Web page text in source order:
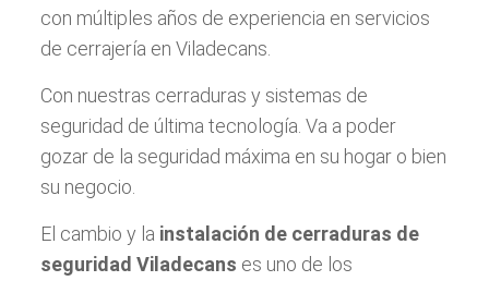
con múltiples años de experiencia en servicios
de cerrajería en Viladecans.
Con nuestras cerraduras y sistemas de
seguridad de última tecnología. Va a poder
gozar de la seguridad máxima en su hogar o bien
su negocio.
El cambio y la instalación de cerraduras de
seguridad Viladecans es uno de los